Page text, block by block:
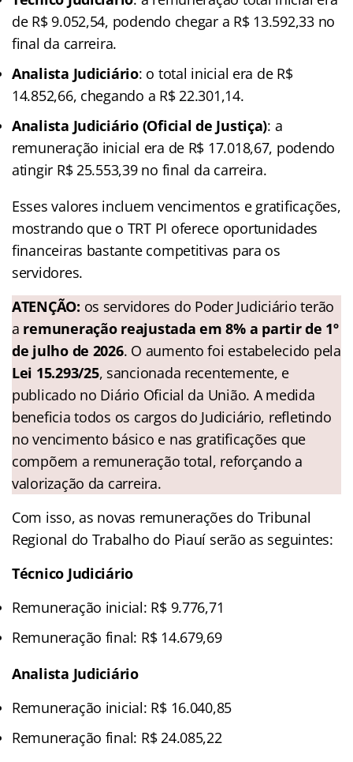
de R$ 9.052,54, podendo chegar a R$ 13.592,33 no
final da carreira.
Analista Judiciário: o total inicial era de R$
14.852,66, chegando a R$ 22.301,14.
Analista Judiciário (Oficial de Justiça): a
remuneração inicial era de R$ 17.018,67, podendo
atingir R$ 25.553,39 no final da carreira.
Esses valores incluem vencimentos e gratificações,
mostrando que o TRT PI oferece oportunidades
financeiras bastante competitivas para os
servidores.
ATENÇÃO: os servidores do Poder Judiciário terão
a remuneração reajustada em 8% a partir de 1º
de julho de 2026. O aumento foi estabelecido pela
Lei 15.293/25, sancionada recentemente, e
publicado no Diário Oficial da União. A medida
beneficia todos os cargos do Judiciário, refletindo
no vencimento básico e nas gratificações que
compõem a remuneração total, reforçando a
valorização da carreira.
Com isso, as novas remunerações do Tribunal
Regional do Trabalho do Piauí serão as seguintes:
Técnico Judiciário
Remuneração inicial: R$ 9.776,71
Remuneração final: R$ 14.679,69
Analista Judiciário
Remuneração inicial: R$ 16.040,85
Remuneração final: R$ 24.085,22